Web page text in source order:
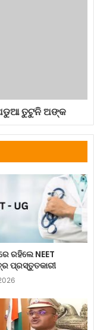
ଅଡୁଆ ତୁଟୁନି ଅଙ୍କ
ରହିଲେ NEET
ପ୍ରସ୍ତୁତକାରୀ